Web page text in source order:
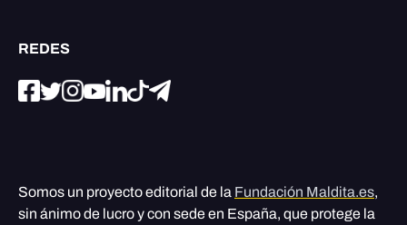
REDES
Somos un proyecto editorial de la Fundación Maldita.es,
sin ánimo de lucro y con sede en España, que protege la